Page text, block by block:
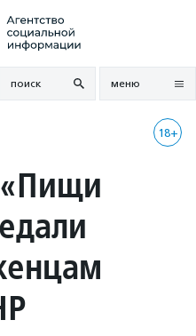
поиск меню
18+